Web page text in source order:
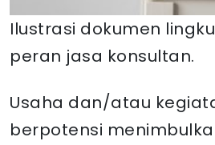
Ilustrasi dokumen
peran jasa konsultan.
Usaha dan/atau
berpotensi